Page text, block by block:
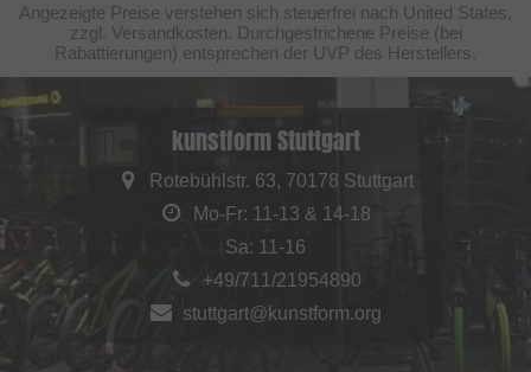
Angezeigte Preise verstehen sich steuerfrei nach United States,
zzgl. Versandkosten. Durchgestrichene Preise (bei
Rabattierungen) entsprechen der UVP des Herstellers.
kunstform Stuttgart
Rotebühlstr. 63, 70178 Stuttgart
Mo-Fr: 11-13 & 14-18
Sa: 11-16
+49/711/21954890
stuttgart@kunstform.org